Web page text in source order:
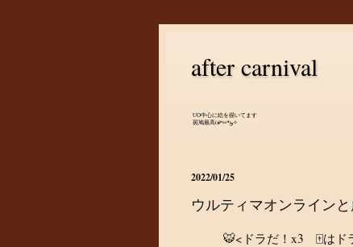
after carnival
UO中心に絵を描いてます
斑鳩最高(๑•̀ㅂ•́)و✧
2022/01/25
ウルティマオンライン
🐯<ドラだ！x3 🀄はド